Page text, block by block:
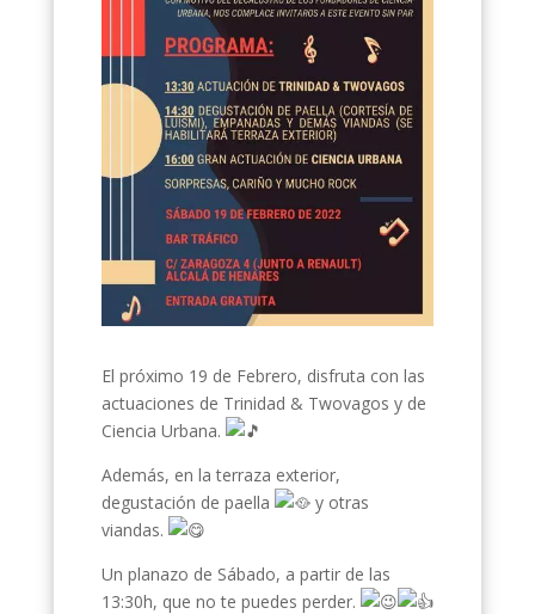
El próximo 19 de Febrero, disfruta con las
actuaciones de Trinidad & Twovagos y de
Ciencia Urbana.
Además, en la terraza exterior,
degustación de paella
y otras
viandas.
Un planazo de Sábado, a partir de las
13:30h, que no te puedes perder.